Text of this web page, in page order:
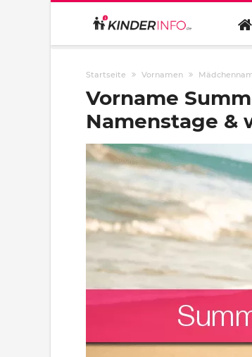
Startseite Vornamen
Vorname
Namenstage &